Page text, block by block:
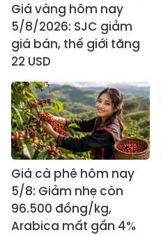
Giá vàng hôm nay
5/8/2026: SJC giảm
giá bán, thế giới tăng
22 USD
Giá cà phê hôm nay
5/8: Giảm nhẹ còn
96.500 đồng/kg,
Arabica mất gần 4%